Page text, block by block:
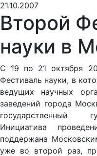
21.10.2007
Второй
науки в
С 19 по 21 октября
Фестиваль науки, в
ведущих научных
заведений города
государственный
Инициатива
поддержана
уже во второй раз,